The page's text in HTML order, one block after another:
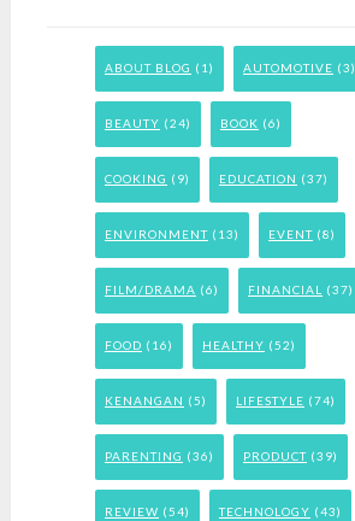
ABOUT BLOG (1) AUTOMOTIVE (3)
BEAUTY (24) BOOK (6)
COOKING (9) EDUCATION (37)
ENVIRONMENT (13) EVENT (8)
FILM/DRAMA (6) FINANCIAL (37)
FOOD (16) HEALTHY (52)
KENANGAN (5) LIFESTYLE (74)
PARENTING (36) PRODUCT (39)
REVIEW (54) TECHNOLOGY (43)